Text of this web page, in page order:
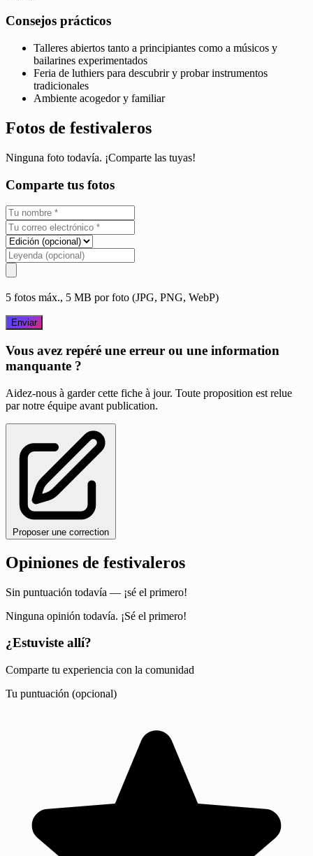
Consejos prácticos
Talleres abiertos tanto a principiantes como a músicos y
bailarines experimentados
Feria de luthiers para descubrir y probar instrumentos
tradicionales
Ambiente acogedor y familiar
Fotos de festivaleros
Ninguna foto todavía. ¡Comparte las tuyas!
Comparte tus fotos
5 fotos máx., 5 MB por foto (JPG, PNG, WebP)
Enviar
Vous avez repéré une erreur ou une information
manquante ?
Aidez-nous à garder cette fiche à jour. Toute proposition est relue
par notre équipe avant publication.
Proposer une correction
Opiniones de festivaleros
Sin puntuación todavía — ¡sé el primero!
Ninguna opinión todavía. ¡Sé el primero!
¿Estuviste allí?
Comparte tu experiencia con la comunidad
Tu puntuación (opcional)